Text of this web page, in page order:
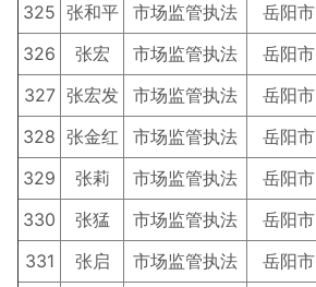
325 张和平 市场监管执法 岳阳市
326
张宏 市场监管执法 岳阳市
327 张宏发 市场监管执法 岳阳市
328 张金红 市场监管执法 岳阳市
329
张莉 市场监管执法 岳阳市
330
张猛 市场监管执法 岳阳市
331
张启 市场监管执法 岳阳市